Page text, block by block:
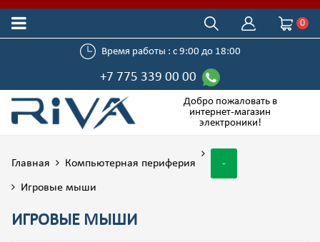
0
Время работы : с 9:00 до 18:00
+7 775 339 00 00
Добро пожаловать в
интернет-магазин
электроники!
Главная Компьютерная периферия -
Игровые мыши
ИГРОВЫЕ МЫШИ